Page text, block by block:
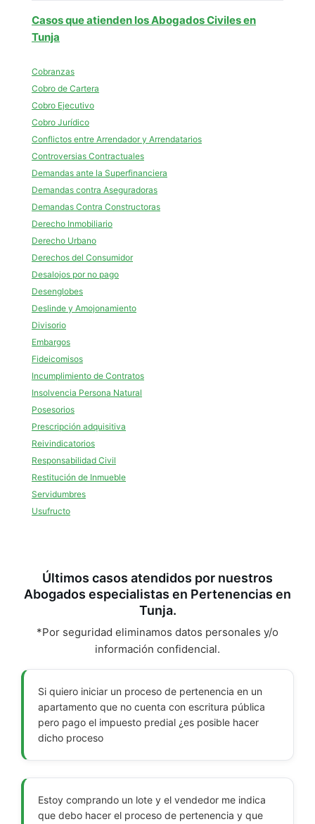
Casos que atienden los Abogados Civiles en
Tunja
Cobranzas
Cobro de Cartera
Cobro Ejecutivo
Cobro Jurídico
Conflictos entre Arrendador y Arrendatarios
Controversias Contractuales
Demandas ante la Superfinanciera
Demandas contra Aseguradoras
Demandas Contra Constructoras
Derecho Inmobiliario
Derecho Urbano
Derechos del Consumidor
Desalojos por no pago
Desenglobes
Deslinde y Amojonamiento
Divisorio
Embargos
Fideicomisos
Incumplimiento de Contratos
Insolvencia Persona Natural
Posesorios
Prescripción adquisitiva
Reivindicatorios
Responsabilidad Civil
Restitución de Inmueble
Servidumbres
Usufructo
Últimos casos atendidos por nuestros
Abogados especialistas en Pertenencias en
Tunja.
*Por seguridad eliminamos datos personales y/o
información confidencial.
Si quiero iniciar un proceso de pertenencia en un
apartamento que no cuenta con escritura pública
pero pago el impuesto predial ¿es posible hacer
dicho proceso
Estoy comprando un lote y el vendedor me indica
que debo hacer el proceso de pertenencia y que